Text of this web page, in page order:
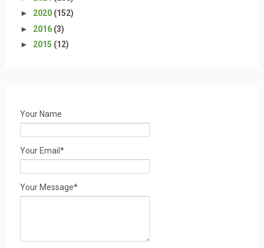
► 2020 (152)
► 2016 (3)
► 2015 (12)
Your Name
Your Email*
Your Message*